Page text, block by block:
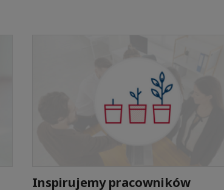
Inspirujemy pracowników